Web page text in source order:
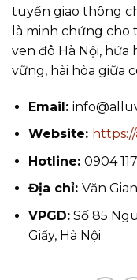
tuyến giao thông
là minh chứng
ven đô Hà Nội,
vững, hài hòa giữa
Email:
Website:
Hotline: 0904 117
Địa chỉ: Văn
VPGD:Số 85
Giấy, Hà Nội